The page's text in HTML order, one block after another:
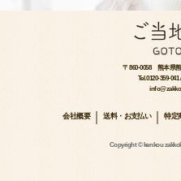
〒860-0058 熊本県
Tel.0120-359-041
会社概要 送料・お支払い 特定
Copyright © kenkou